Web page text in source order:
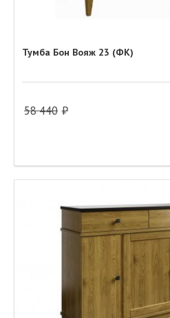
Тумба Бон Вояж 23 (ФК)
58 440